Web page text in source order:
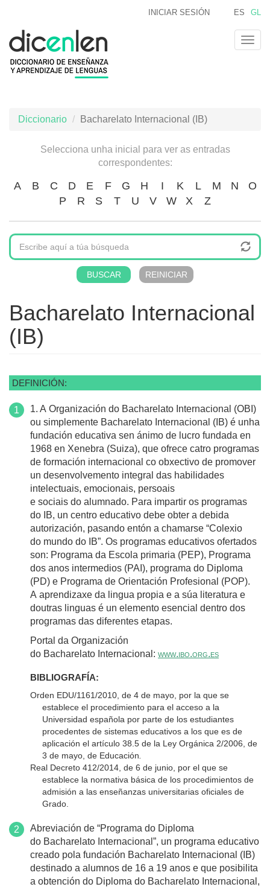
contido
principal
ES GL
INICIAR SESIÓN
Diccionario Bacharelato Internacional (IB)
Selecciona unha inicial para ver as entradas
correspondentes:
A B C D E F G H I K L M N
O
P
R S T U V W X Z
Bacharelato Internacional
(IB)
DEFINICIÓN:
1. A Organización do Bacharelato Internacional (OBI)
ou simplemente Bacharelato Internacional (IB) é unha
fundación educativa sen ánimo de lucro fundada en
1968 en Xenebra (Suiza), que ofrece catro programas
de formación internacional co obxectivo de promover
un desenvolvemento integral das habilidades
intelectuais, emocionais, persoais
e sociais do alumnado. Para impartir os programas
do IB, un centro educativo debe obter a debida
autorización, pasando entón a chamarse “Colexio
do mundo do IB”. Os programas educativos ofertados
son: Programa da Escola primaria (PEP), Programa
dos anos intermedios (PAI), programa do Diploma
(PD) e Programa de Orientación Profesional (POP).
A aprendizaxe da lingua propia e a súa literatura e
doutras linguas é un elemento esencial dentro dos
programas das diferentes etapas.
Portal da Organización
do Bacharelato Internacional: www.ibo.org.es
BIBLIOGRAFÍA:
Orden EDU/1161/2010, de 4 de mayo, por la que se
establece el procedimiento para el acceso a la
Universidad española por parte de los estudiantes
procedentes de sistemas educativos a los que es de
aplicación el artículo 38.5 de la Ley Orgánica 2/2006, de
3 de mayo, de Educación
Real Decreto 412/2014, de 6 de junio, por el que se
establece la normativa básica de los procedimientos de
admisión a las enseñanzas universitarias oficiales de
Grado.
Abreviación de “Programa do Diploma
do Bacharelato Internacional”, un programa educativo
creado pola fundación Bacharelato Internacional (IB)
destinado a alumnos de 16 a 19 anos e que posibilita
a obtención do Diploma do Bacharelato Internacional,